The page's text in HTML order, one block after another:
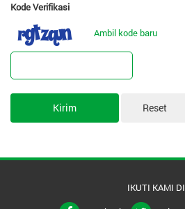
Kode Verifikasi
Ambil kode baru
IKUTI KAMI DI